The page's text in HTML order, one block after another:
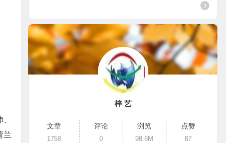
兰
梓 艺
文章
1758
评论
0
浏览
98.8M
点赞
87